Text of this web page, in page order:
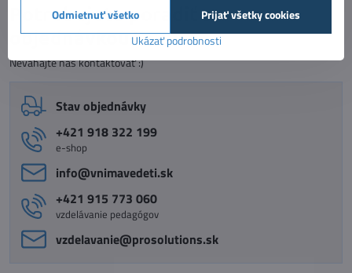
Potrebujete poradiť s
objednávkou?
Neváhajte nás kontaktovať :)
Stav objednávky
+421 918 322 199
e-shop
info​@vnimavedeti​.sk
+421 915 773 060
vzdelávanie pedagógov
vzdelavanie​@prosolutions​.sk
Ukázať podrobnosti
Prijať všetky cookies
Odmietnuť všetko